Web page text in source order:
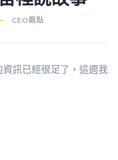
CEO觀點
資訊已經很足了，這週我